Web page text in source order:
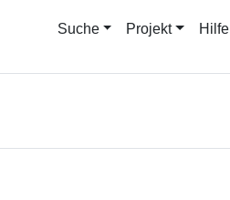
Suche Projekt Hilfe